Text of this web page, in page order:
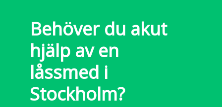
Behöver du akut
hjälp av en
låssmed i
Stockholm?